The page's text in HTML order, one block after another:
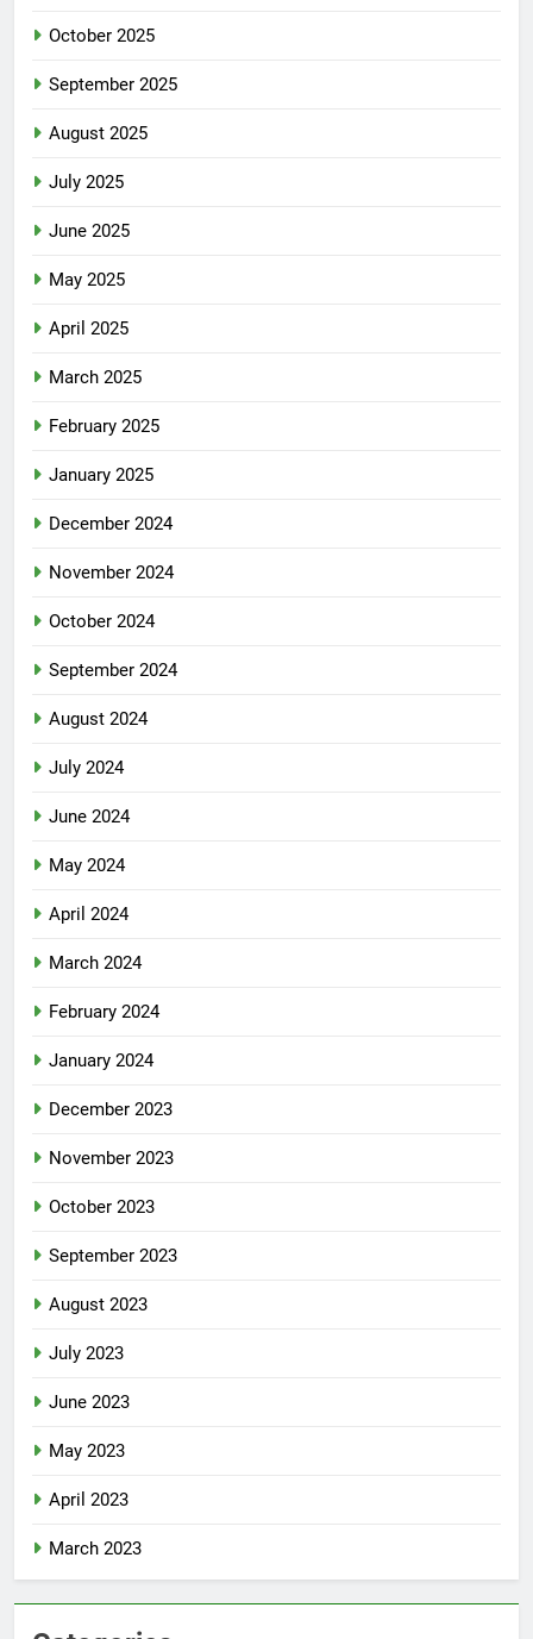
October 2025
September 2025
August 2025
July 2025
June 2025
May 2025
April 2025
March 2025
February 2025
January 2025
December 2024
November 2024
October 2024
September 2024
August 2024
July 2024
June 2024
May 2024
April 2024
March 2024
February 2024
January 2024
December 2023
November 2023
October 2023
September 2023
August 2023
July 2023
June 2023
May 2023
April 2023
March 2023